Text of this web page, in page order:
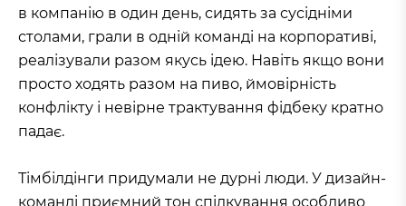
в компанію в один день, сидять за сусідніми
столами, грали в одній команді на корпоративі,
реалізували разом якусь ідею. Навіть якщо вони
просто ходять разом на пиво, ймовірність
конфлікту і невірне трактування фідбеку кратно
падає.
Тімбілдінги придумали не дурні люди. У дизайн-
команді приємний тон спілкування особливо